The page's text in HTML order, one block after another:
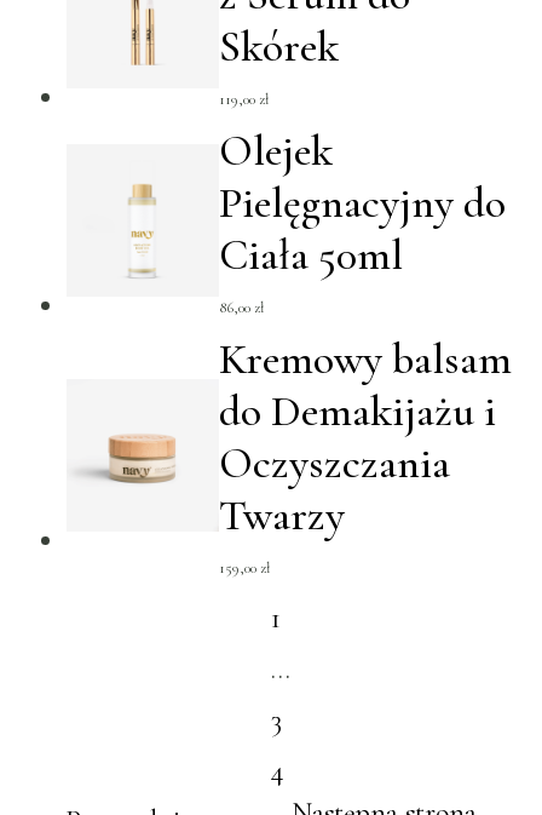
Skórek
119,00 zł
Olejek
Pielęgnacyjny do
Ciała 50ml
86,00 zł
Kremowy balsam
do Demakijażu i
Oczyszczania
Twarzy
159,00 zł
1
…
3
4